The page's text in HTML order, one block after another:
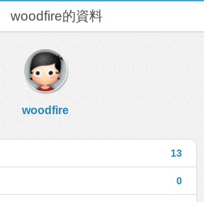
woodfire的資料
woodfire
13
0